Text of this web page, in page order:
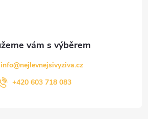
info@nejlevnejsivyziva.cz
+420 603 718 083